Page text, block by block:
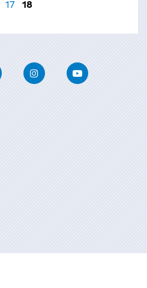
17 18
Twitter InstagramYoutube